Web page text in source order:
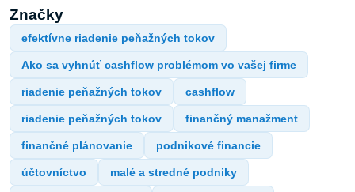
Značky
efektívne riadenie peňažných tokov
Ako sa vyhnúť cashflow problémom vo vašej firme
riadenie peňažných tokov cashflow
riadenie peňažných tokov finančný manažment
finančné plánovanie podnikové financie
účtovníctvo malé a stredné podniky